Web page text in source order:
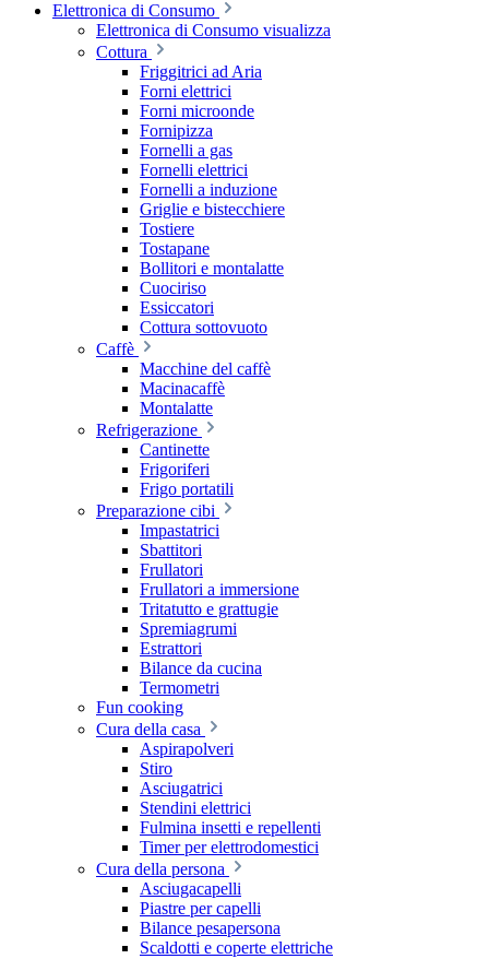
Elettronica di Consumo
Elettronica di Consumo visualizza
Cottura
Friggitrici ad Aria
Forni elettrici
Forni microonde
Fornipizza
Fornelli a gas
Fornelli elettrici
Fornelli a induzione
Griglie e bistecchiere
Tostiere
Tostapane
Bollitori e montalatte
Cuociriso
Essiccatori
Cottura sottovuoto
Caffè
Macchine del caffè
Macinacaffè
Montalatte
Refrigerazione
Cantinette
Frigoriferi
Frigo portatili
Preparazione cibi
Impastatrici
Sbattitori
Frullatori
Frullatori a immersione
Tritatutto e grattugie
Spremiagrumi
Estrattori
Bilance da cucina
Termometri
Fun cooking
Cura della casa
Aspirapolveri
Stiro
Asciugatrici
Stendini elettrici
Fulmina insetti e repellenti
Timer per elettrodomestici
Cura della persona
Asciugacapelli
Piastre per capelli
Bilance pesapersona
Scaldotti e coperte elettriche